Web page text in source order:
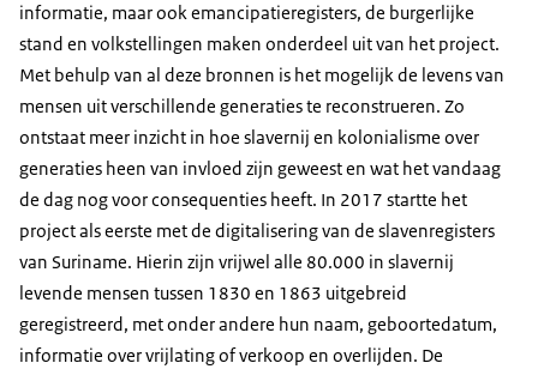
informatie, maar ook emancipatieregisters, de burgerlijke
stand en volkstellingen maken onderdeel uit van het project.
Met behulp van al deze bronnen is het mogelijk de levens van
mensen uit verschillende generaties te reconstrueren. Zo
ontstaat meer inzicht in hoe slavernij en kolonialisme over
generaties heen van invloed zijn geweest en wat het vandaag
de dag nog voor consequenties heeft. In 2017 startte het
project als eerste met de digitalisering van de slavenregisters
van Suriname. Hierin zijn vrijwel alle 80.000 in slavernij
levende mensen tussen 1830 en 1863 uitgebreid
geregistreerd, met onder andere hun naam, geboortedatum,
informatie over vrijlating of verkoop en overlijden. De